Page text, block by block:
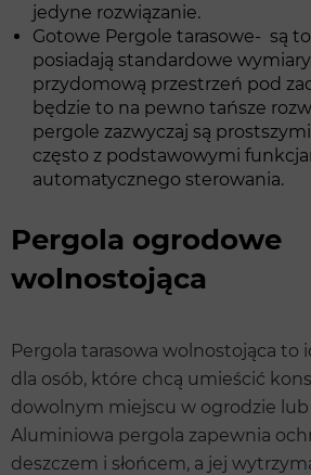
jedyne rozwiązanie.
Gotowe Pergole tarasowe- są
posiadają standardowe
przydomową przestrzeń pod
będzie to na pewno tańsze
pergole zazwyczaj są
często z podstawowymi
automatycznego sterowania.
Pergola ogrodowe
wolnostojąca
Pergola tarasowa wolnostojąca to
dla osób, które chcą umieścić
dowolnym miejscu w ogrodzie lub
Aluminiowa pergola zapewnia
deszczem i słońcem, a jej